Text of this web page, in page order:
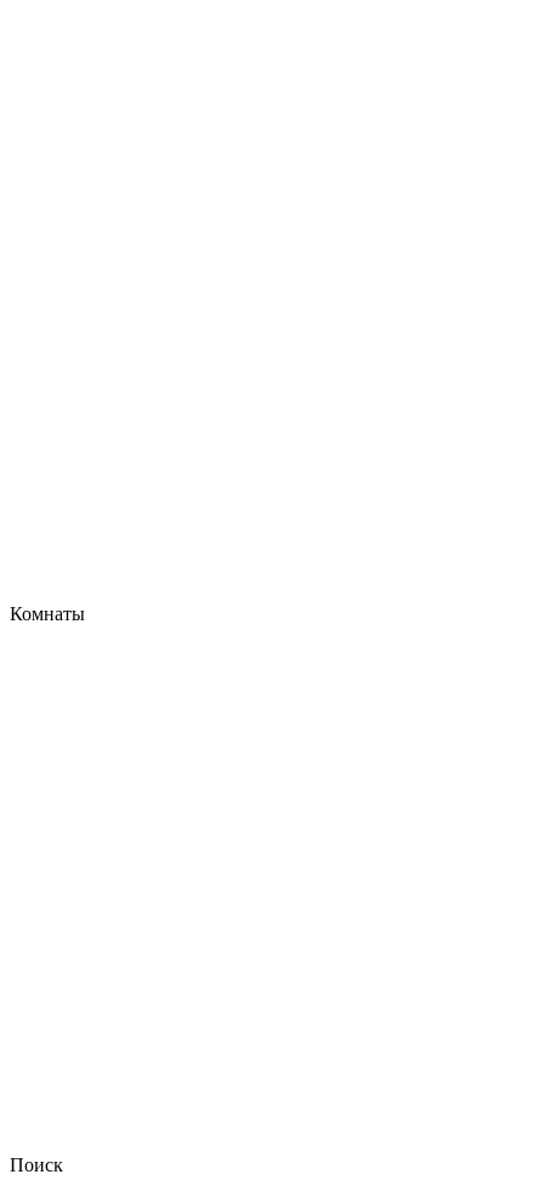
Комнаты
Поиск